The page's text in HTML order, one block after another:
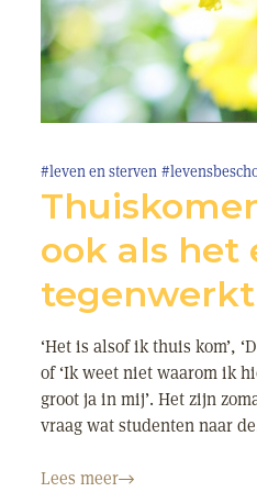
#leven en sterven
ook als het
tegenwerkt
‘Het is alsof ik thuis kom’,
of ‘Ik weet niet waarom ik
groot ja in mij’. Het zijn
vraag wat studenten naar
Lees meer